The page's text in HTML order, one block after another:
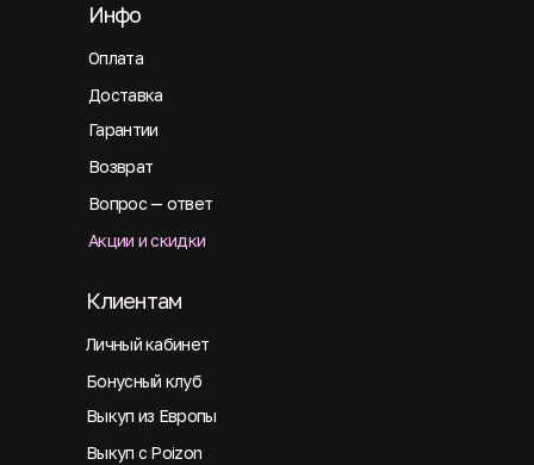
Оплата
Инфо
Доставка
Гарантии
Возврат
Вопрос — ответ
Акции и скидки
Личный кабинет
Клиентам
Бонусный клуб
Выкуп из Европы
Выкуп с Poizon